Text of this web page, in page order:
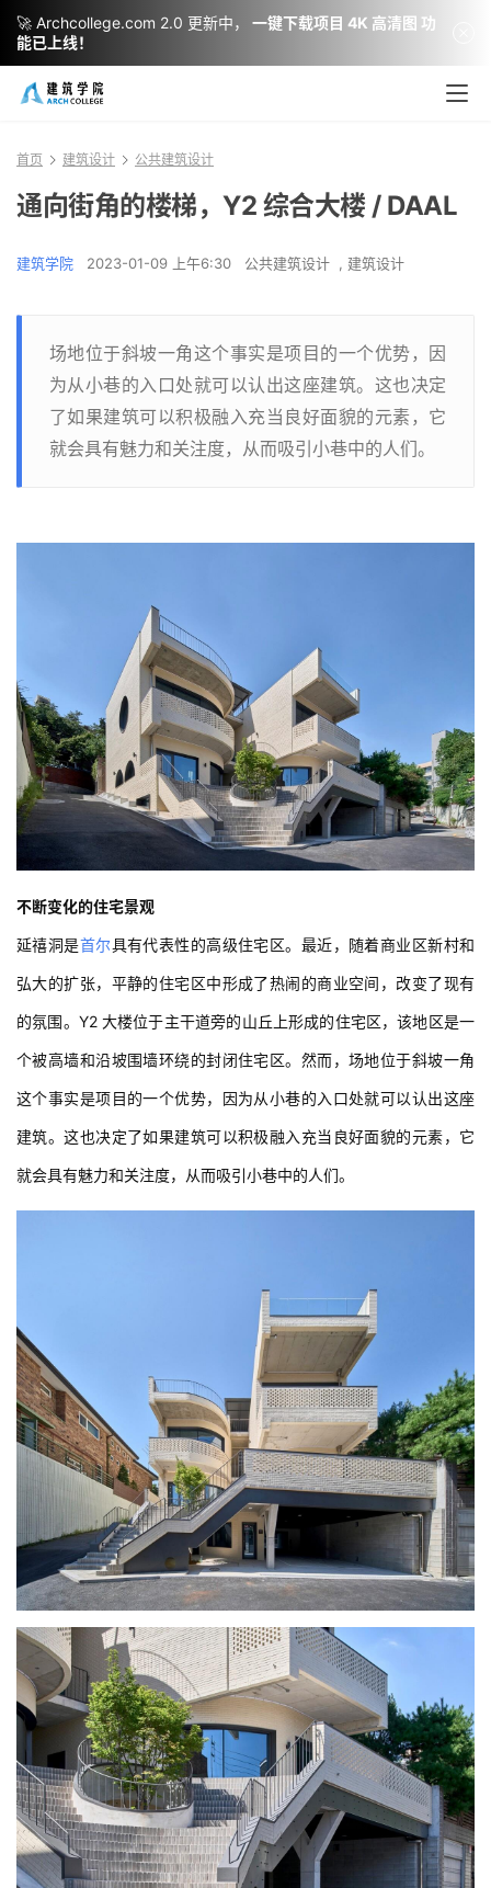
首页 建筑设计 公共建筑设计
通向街角的楼梯，Y2 综合大楼 / DAAL
建筑学院 2023-01-09 上午6:30 公共建筑设计 , 建筑设计
场地位于斜坡一角这个事实是项目的一个优势，因
为从小巷的入口处就可以认出这座建筑。这也决定
了如果建筑可以积极融入充当良好面貌的元素，它
就会具有魅力和关注度，从而吸引小巷中的人们。
不断变化的住宅景观
延禧洞是首尔具有代表性的高级住宅区。最近，随着商业区新村和
弘大的扩张，平静的住宅区中形成了热闹的商业空间，改变了现有
的氛围。Y2 大楼位于主干道旁的山丘上形成的住宅区，该地区是一
个被高墙和沿坡围墙环绕的封闭住宅区。然而，场地位于斜坡一角
这个事实是项目的一个优势，因为从小巷的入口处就可以认出这座
建筑。这也决定了如果建筑可以积极融入充当良好面貌的元素，它
就会具有魅力和关注度，从而吸引小巷中的人们。
🚀 Archcollege.com 2.0 更新中，
一键下载项目 4K 高清图 功
能已上线！